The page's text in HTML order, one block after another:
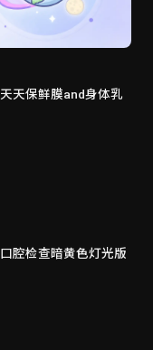
恰恰恰饭小斯 天天保鲜膜and身体乳
恰恰恰饭小斯 口腔检查暗黄色灯光版